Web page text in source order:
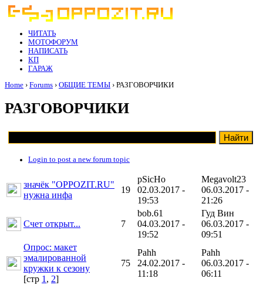
ЧИТАТЬ
МОТОФОРУМ
НАПИСАТЬ
КП
ГАРАЖ
Home › Forums › ОБЩИЕ ТЕМЫ › РАЗГОВОРЧИКИ
РАЗГОВОРЧИКИ
Login to post a new forum topic
значёк "OPPOZIT.RU"
нужна инфа
19
pSicHo
02.03.2017 -
19:53
Megavolt23
06.03.2017 -
21:26
Счет открыт... 7
bob.61
04.03.2017 -
19:52
Гуд Вин
06.03.2017 -
09:51
Опрос: макет
эмалированной
кружки к сезону
[cтр 1, 2]
75
Pahh
24.02.2017 -
11:18
Pahh
06.03.2017 -
06:11